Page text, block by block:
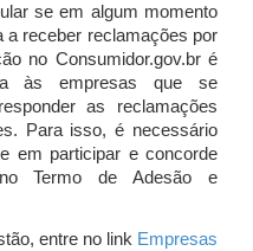
se em algum momento
a receber reclamações por
no Consumidor.gov.br é
às empresas que se
as reclamações
Para isso, é necessário
em participar e concorde
Termo de Adesão e
entre no link Empresas